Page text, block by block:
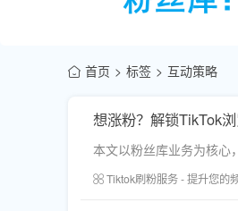
首页 标签 互动策略
想涨粉？解锁TikTok
本文以粉丝库业务为核心
Tiktok刷粉服务 - 提升您的